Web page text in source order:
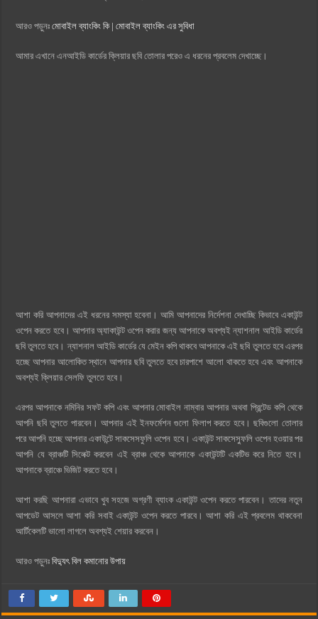
আরও পড়ুনঃমোবাইল ব্যাংকিং কি | মোবাইল ব্যাংকিং এর সুবিধা
আমার এখানে এনআইডি কার্ডের ক্লিয়ার ছবি তোলার পরেও এ ধরনের প্রবলেম দেখাচ্ছে।
আশা করি আপনাদের এই ধরনের সমস্যা হবেনা। আমি আপনাদের নির্দেশনা দেখাচ্ছি কিভাবে একাউন্ট
ওপেন করতে হবে। আপনার অ্যাকাউন্ট ওপেন করার জন্য আপনাকে অবশ্যই ন্যাশনাল আইডি কার্ডের
ছবি তুলতে হবে। ন্যাশনাল আইডি কার্ডের যে মেইন কপি থাকবে আপনাকে এই ছবি তুলতে হবে এরপর
হচ্ছে আপনার আলোকিত স্থানে আপনার ছবি তুলতে হবে চারপাশে আলো থাকতে হবে এবং আপনাকে
অবশ্যই ক্লিয়ার সেলফি তুলতে হবে।
এরপর আপনাকে নমিনির সফট কপি এবং আপনার মোবাইল নাম্বার আপনার অথবা প্রিন্টেড কপি থেকে
আপনি ছবি তুলতে পারবেন। আপনার এই ইনফর্মেশন গুলো ফিলাপ করতে হবে। ছবিগুলো তোলার
পরে আপনি হচ্ছে আপনার একাউন্টে সাকসেসফুলি ওপেন হবে। একাউন্ট সাকসেস্ফুলি ওপেন হওয়ার পর
আপনি যে ব্রাঞ্চটি সিলেক্ট করবেন এই ব্রাঞ্চ থেকে আপনাকে একাউন্টটি একটিভ করে নিতে হবে।
আপনাকে ব্রাঞ্চে ভিজিট করতে হবে।
আশা করছি আপনারা এভাবে খুব সহজে অগ্রণী ব্যাংক একাউন্ট ওপেন করতে পারবেন। তাদের নতুন
আপডেট আসলে আশা করি সবাই একাউন্ট ওপেন করতে পারবে। আশা করি এই প্রবলেম থাকবেনা
আর্টিকেলটি ভালো লাগলে অবশ্যই শেয়ার করবেন।
আরও পড়ুনঃবিদ্যুৎ বিল কমানোর উপায়